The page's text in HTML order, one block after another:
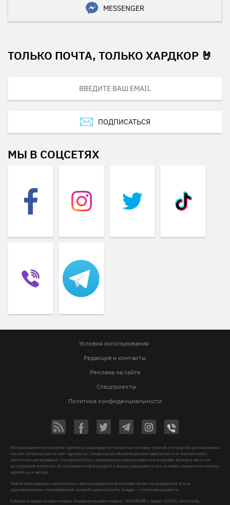
MESSENGER
ТОЛЬКО ПОЧТА, ТОЛЬКО ХАРДКОР 🤘
ПОДПИСАТЬСЯ
МЫ В СОЦСЕТЯХ
Условия использования
Редакция и контакты
Реклама на сайте
Спецпроекты
Политика конфиденциальности
Использование материалов Vgorode.ua разрешается только при условии прямой и открытой для поисковых
систем гиперссылки на сайт vgorode.ua. Гиперссылка обязательна вне зависимости от полного либо
частичного цитирования. Она должна быть размещена в подзаголовке или в первом абзаце и вести на
цитируемый материал. Использование фотографий и видео разрешается при условии указания источника
vgorode.ua и автора.
Любое копирование, перепечатка и воспроизведение фотографических произведений и/или
аудиовизуальных произведений правообладателя Getty Images – строго запрещается.
Субъект в сфере онлайн-медиа, Название онлайн-медиа - «VGORODE», Адрес: 02091, місто Київ,